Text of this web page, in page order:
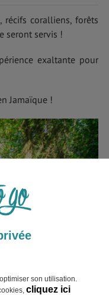
récifs coralliens, forêts
seront servis !
exaltante pour
Jamaïque !
son utilisation.
cliquez ici